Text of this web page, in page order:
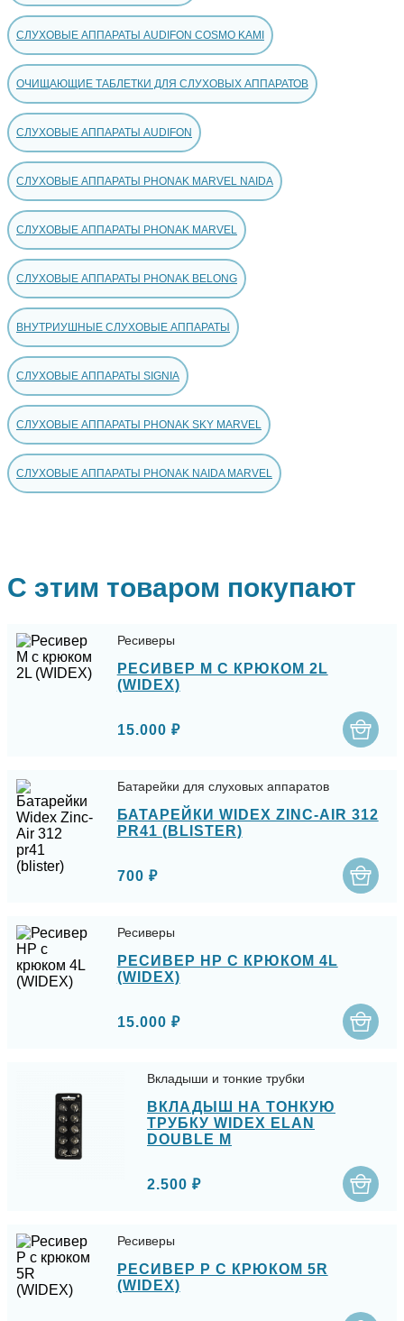
СЛУХОВЫЕ АППАРАТЫ AUDIFON COSMO KAMI
ОЧИЩАЮЩИЕ ТАБЛЕТКИ ДЛЯ СЛУХОВЫХ АППАРАТОВ
СЛУХОВЫЕ АППАРАТЫ AUDIFON
СЛУХОВЫЕ АППАРАТЫ PHONAK MARVEL NAIDA
СЛУХОВЫЕ АППАРАТЫ PHONAK MARVEL
СЛУХОВЫЕ АППАРАТЫ PHONAK BELONG
ВНУТРИУШНЫЕ СЛУХОВЫЕ АППАРАТЫ
СЛУХОВЫЕ АППАРАТЫ SIGNIA
СЛУХОВЫЕ АППАРАТЫ PHONAK SKY MARVEL
СЛУХОВЫЕ АППАРАТЫ PHONAK NAIDA MARVEL
С этим товаром покупают
Ресиверы
РЕСИВЕР M С КРЮКОМ 2L
(WIDEX)
15.000 ₽
Батарейки для слуховых аппаратов
БАТАРЕЙКИ WIDEX ZINC-AIR 312
PR41 (BLISTER)
700 ₽
Ресиверы
РЕСИВЕР HP С КРЮКОМ 4L
(WIDEX)
15.000 ₽
Вкладыши и тонкие трубки
ВКЛАДЫШ НА ТОНКУЮ
ТРУБКУ WIDEX ELAN
DOUBLE M
2.500 ₽
Ресиверы
РЕСИВЕР P С КРЮКОМ 5R
(WIDEX)